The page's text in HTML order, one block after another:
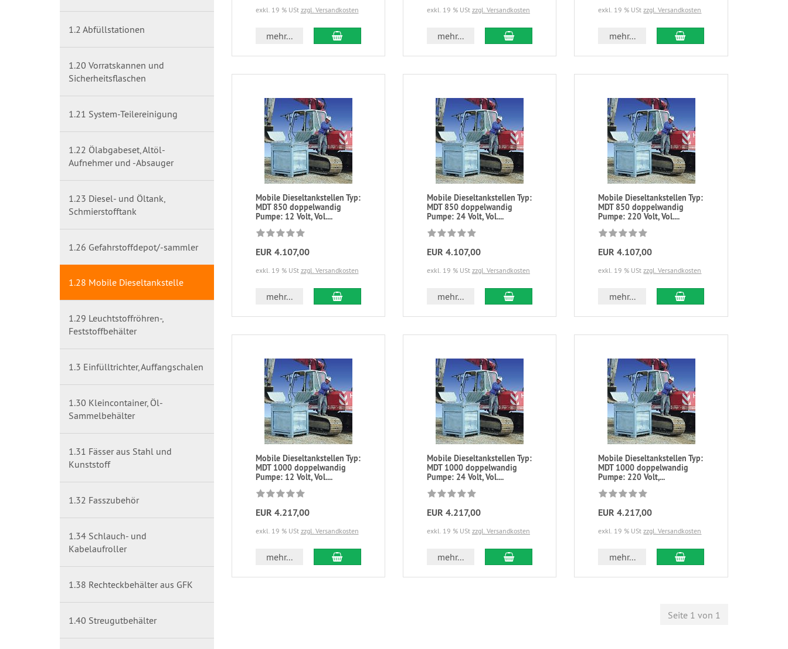
exkl. 19 % USt zzgl. Versandkosten
mehr...
exkl. 19 % USt zzgl. Versandkosten
mehr...
exkl. 19 % UStzzgl. Versandkosten
mehr...
Mobile Dieseltankstellen Typ:
MDT 850 doppelwandig
Pumpe: 12 Volt, Vol....
EUR 4.107,00
exkl. 19 % USt zzgl. Versandkosten
mehr...
Mobile Dieseltankstellen Typ:
MDT 850 doppelwandig
Pumpe: 24 Volt, Vol....
EUR 4.107,00
exkl. 19 % USt zzgl. Versandkosten
mehr...
Mobile Dieseltankstellen Typ:
MDT 850 doppelwandig
Pumpe: 220 Volt, Vol....
EUR 4.107,00
exkl. 19 % UStzzgl. Versandkosten
mehr...
Mobile Dieseltankstellen Typ:
MDT 1000 doppelwandig
Pumpe: 12 Volt, Vol....
EUR 4.217,00
exkl. 19 % USt zzgl. Versandkosten
mehr...
Mobile Dieseltankstellen Typ:
MDT 1000 doppelwandig
Pumpe: 24 Volt, Vol....
EUR 4.217,00
exkl. 19 % USt zzgl. Versandkosten
mehr...
Mobile Dieseltankstellen Typ:
MDT 1000 doppelwandig
Pumpe: 220 Volt,...
EUR 4.217,00
exkl. 19 % UStzzgl. Versandkosten
mehr...
Seite 1 von 1
1.2 Abfüllstationen
1.20 Vorratskannen und
Sicherheitsflaschen
1.21 System-Teilereinigung
1.22 Ölabgabeset, Altöl-
Aufnehmer und -Absauger
1.23 Diesel- und Öltank,
Schmierstofftank
1.26 Gefahrstoffdepot/-sammler
1.28 Mobile Dieseltankstelle
1.29 Leuchtstoffröhren-,
Feststoffbehälter
1.3 Einfülltrichter, Auffangschalen
1.30 Kleincontainer, Öl-
Sammelbehälter
1.31 Fässer aus Stahl und
Kunststoff
1.32 Fasszubehör
1.34 Schlauch- und
Kabelaufroller
1.38 Rechteckbehälter aus GFK
1.40 Streugutbehälter